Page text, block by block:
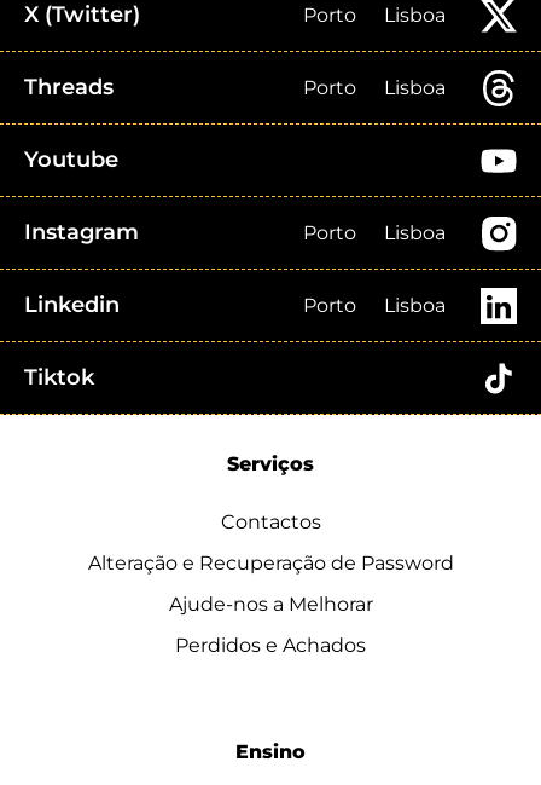
X (Twitter) Porto Lisboa
Threads Porto Lisboa
Youtube
Instagram Porto Lisboa
Linkedin Porto Lisboa
Tiktok
Serviços
Contactos
Alteração e Recuperação de Password
Ajude-nos a Melhorar
Perdidos e Achados
Ensino